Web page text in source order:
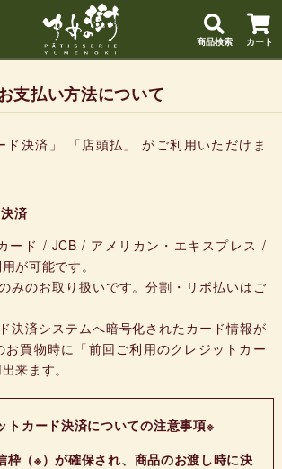
商品検索 カート
支払い方法について
ド決済」 「店頭払」 がご利用いただけま
済
ード / JCB / アメリカン・エキスプレス /
が可能です。
みのお取り扱いです。分割・リボ払いはご
決済システムへ暗号化されたカード情報が
お買物時に「前回ご利用のクレジットカー
来ます。
トカード決済についての注意事項※
（※）が確保され、商品のお渡し時に決